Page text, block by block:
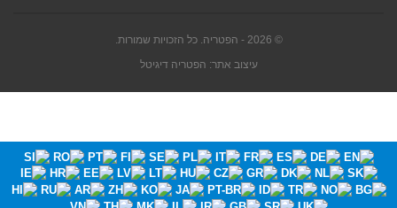
© 2026 - הפטריה. כל הזכויות שמורות.
עיצוב אתר: הפטריה דיגיטל